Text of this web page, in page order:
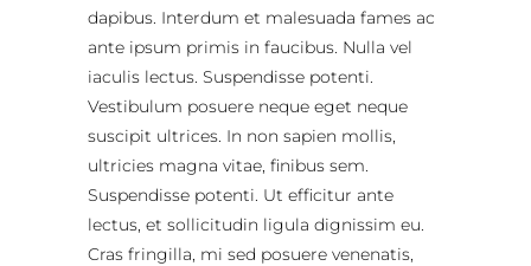
dapibus. Interdum et malesuada fames ac
ante ipsum primis in faucibus. Nulla vel
iaculis lectus. Suspendisse potenti.
Vestibulum posuere neque eget neque
suscipit ultrices. In non sapien mollis,
ultricies magna vitae, finibus sem.
Suspendisse potenti. Ut efficitur ante
lectus, et sollicitudin ligula dignissim eu.
Cras fringilla, mi sed posuere venenatis,